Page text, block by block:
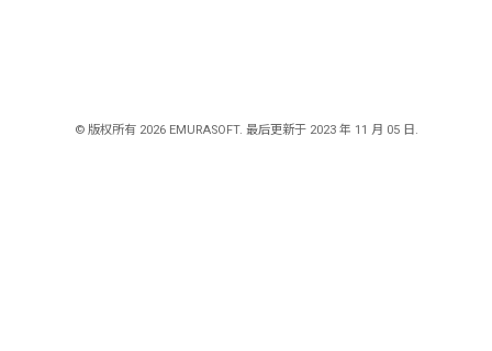
© 版权所有 2026 EMURASOFT. 最后更新于 2023 年 11 月 05 日.